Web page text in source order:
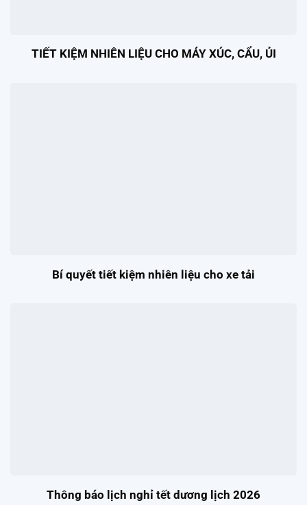
TIẾT KIỆM NHIÊN LIỆU CHO MÁY XÚC, CẨU, ỦI
Bí quyết tiết kiệm nhiên liệu cho xe tải
Thông báo lịch nghỉ tết dương lịch 2026